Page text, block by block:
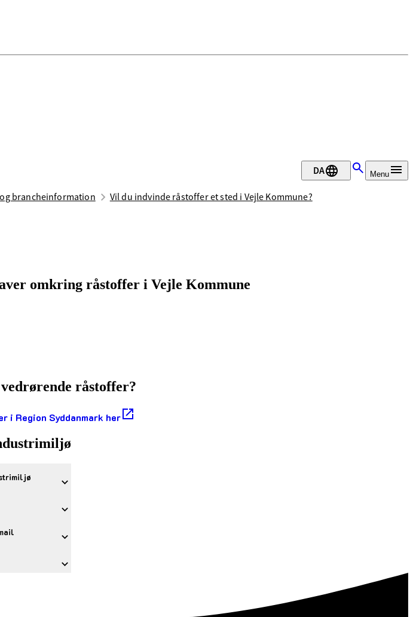
DA Menu
brancheinformation Vil du indvinde råstoffer et sted i Vejle Kommune?
omkring råstoffer i Vejle Kommune
råstoffer?
i Region Syddanmark her